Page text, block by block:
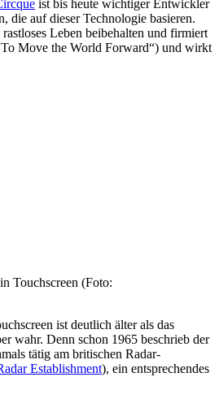
ist bis heute wichtiger Entwickler
die auf dieser Technologie basieren.
Leben beibehalten und firmiert
Move the World Forward“) und wirkt
Touchscreen (Foto:
ist deutlich älter als das
wahr. Denn schon 1965 beschrieb der
tätig am britischen Radar-
Establishment), ein entsprechendes